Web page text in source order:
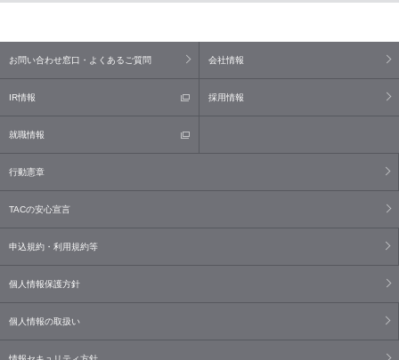
お問い合わせ窓口・よくあるご質問 会社情報
IR情報 採用情報
就職情報
行動憲章
TACの安心宣言
申込規約・利用規約等
個人情報保護方針
個人情報の取扱い